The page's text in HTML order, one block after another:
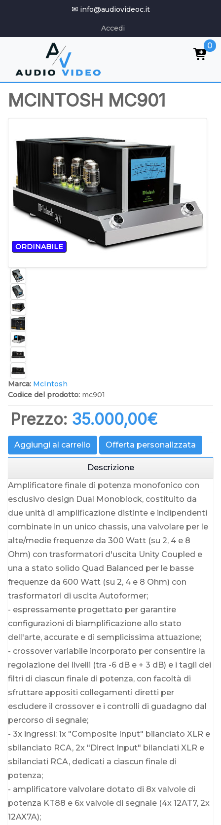
✉ info@audiovideoc.it
Accedi
0
MCINTOSH MC901
ORDINABILE
Marca: McIntosh
Codice del prodotto: mc901
Prezzo: 35.000,00‎€
Aggiungi al carrello Offerta personalizzata
Descrizione
Amplificatore finale di potenza monofonico con
esclusivo design Dual Monoblock, costituito da
due unità di amplificazione distinte e indipendenti
combinate in un unico chassis, una valvolare per le
alte/medie frequenze da 300 Watt (su 2, 4 e 8
Ohm) con trasformatori d'uscita Unity Coupled e
una a stato solido Quad Balanced per le basse
frequenze da 600 Watt (su 2, 4 e 8 Ohm) con
trasformatori di uscita Autoformer;
- espressamente progettato per garantire
configurazioni di biamplificazione allo stato
dell'arte, accurate e di semplicissima attuazione;
- crossover variabile incorporato per consentire la
regolazione dei livelli (tra -6 dB e + 3 dB) e i tagli dei
filtri di ciascun finale di potenza, con facoltà di
sfruttare appositi collegamenti diretti per
escludere il crossover e i controlli di guadagno dal
percorso di segnale;
- 3x ingressi: 1x "Composite Input" bilanciato XLR e
sbilanciato RCA, 2x "Direct Input" bilanciati XLR e
sbilanciati RCA, dedicati a ciascun finale di
potenza;
- amplificatore valvolare dotato di 8x valvole di
potenza KT88 e 6x valvole di segnale (4x 12AT7, 2x
12AX7A);